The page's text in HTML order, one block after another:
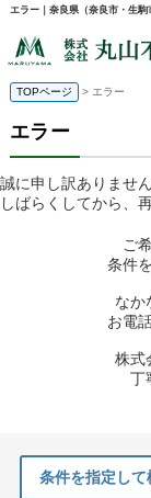
エラー｜奈良県（奈良市・生
TOPページ > エラー
エラー
誠に申し訳ありませ
しばらくしてから、
ご
条件
なか
お電
株式
丁
条件を指定して